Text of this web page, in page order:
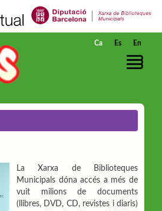
Ca Es En
La Xarxa de Biblioteques
Municipals dóna accés a més de
vuit milions de documents
(llibres, DVD, CD, revistes i diaris)